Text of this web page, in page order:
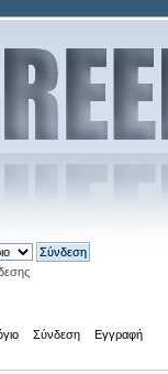
Σύνδεση Εγγραφή